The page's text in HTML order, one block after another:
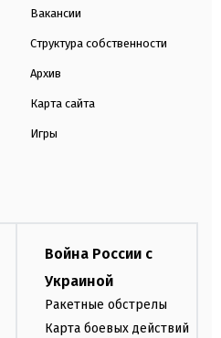
Вакансии
Структура собственности
Архив
Карта сайта
Игры
Война России с
Украиной
Ракетные обстрелы
Карта боевых действий